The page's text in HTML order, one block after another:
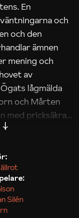
En
och
och den
ämnen
mening och
av
lågmälda
och Mårten
med pricksäkra
att omsätta
Silén